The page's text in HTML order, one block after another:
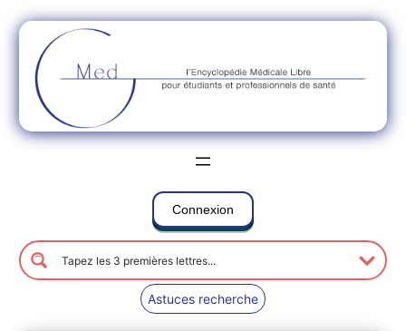
Connexion
Astuces recherche